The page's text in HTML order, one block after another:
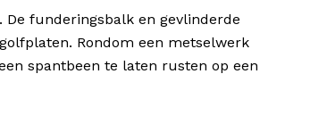
De funderingsbalk en gevlinderde
Rondom een metselwerk
spantbeen te laten rusten op een